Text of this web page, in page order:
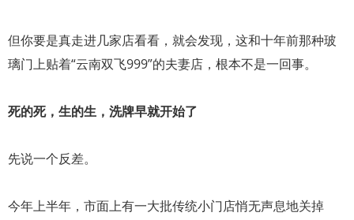
但你要是真走进几家店看看，就会发现，这和十年前那种玻
璃门上贴着“云南双飞999”的夫妻店，根本不是一回事。
死的死，生的生，洗牌早就开始了
先说一个反差。
今年上半年，市面上有一大批传统小门店悄无声息地关掉